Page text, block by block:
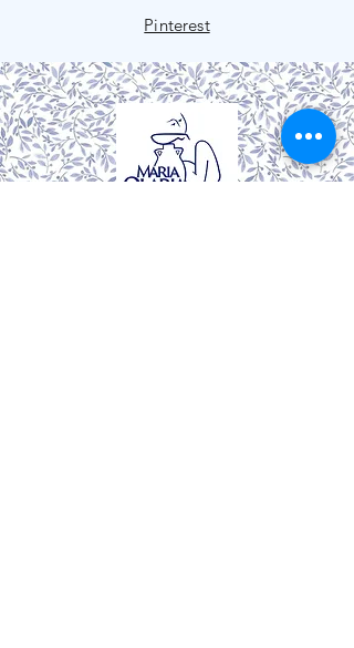
Pinterest